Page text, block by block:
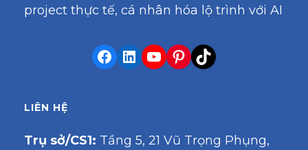
project thực tế, cá nhân hóa lộ trình với AI
LIÊN HỆ
Trụ sở/CS1: Tầng 5, 21 Vũ Trọng Phụng,